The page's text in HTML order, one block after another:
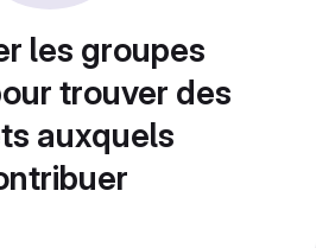
les groupes
trouver des
auxquels